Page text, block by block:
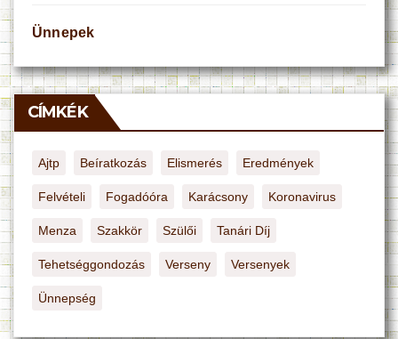
Ünnepek
CÍMKÉK
Ajtp Beíratkozás Elismerés Eredmények
Felvételi Fogadóóra Karácsony Koronavirus
Menza Szakkör Szülői Tanári Díj
Tehetséggondozás Verseny Versenyek
Ünnepség